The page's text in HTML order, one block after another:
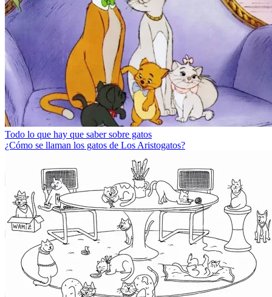
Todo lo que hay que saber sobre gatos
¿Cómo se llaman los gatos de Los Aristogatos?